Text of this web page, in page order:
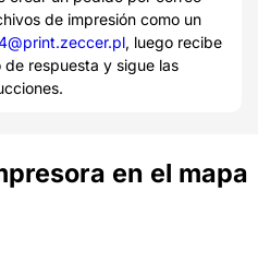
de impresión como un
, luego recibe
respuesta y sigue las
en el mapa